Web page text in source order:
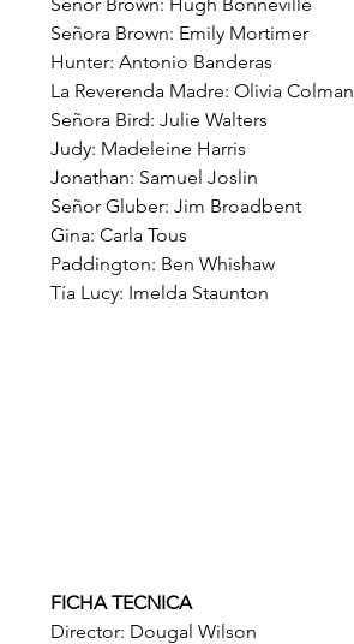
Señor Brown: Hugh Bonneville
Señora Brown: Emily Mortimer
Hunter: Antonio Banderas
La Reverenda Madre: Olivia Colman
Señora Bird: Julie Walters
Judy: Madeleine Harris
Jonathan: Samuel Joslin
Señor Gluber: Jim Broadbent
Gina: Carla Tous
Paddington: Ben Whishaw
Tía Lucy: Imelda Staunton
FICHA TECNICA
Director: Dougal Wilson